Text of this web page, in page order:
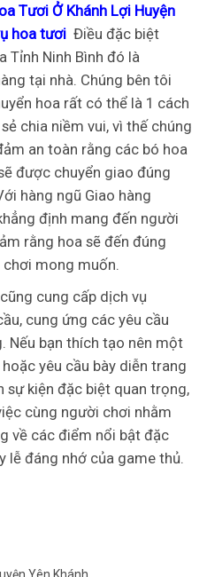
Tươi Ở Khánh Lợi Huyện
hoa tươi Điều đặc biệt
Tỉnh Ninh Bình đó là
tại nhà. Chúng bên tôi
hoa rất có thể là 1 cách
chia niềm vui, vì thế chúng
an toàn rằng các bó hoa
được chuyển giao đúng
hàng ngũ Giao hàng
định mang đến người
rằng hoa sẽ đến đúng
mong muốn.
cung cấp dịch vụ
cung ứng các yêu cầu
Nếu bạn thích tạo nên một
yêu cầu bày diễn trang
sự kiện đặc biệt quan trọng,
cùng người chơi nhằm
về các điểm nổi bật đặc
lễ đáng nhớ của game thủ.